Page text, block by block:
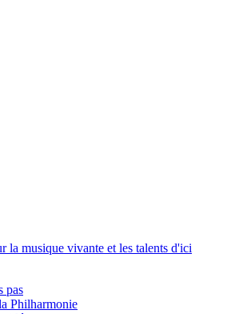
la musique vivante et les talents d'ici
pas
Philharmonie